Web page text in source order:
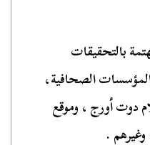
بالتحقيقات
الصحافية،
دوت أورج ، وموقع
وغيرهم .